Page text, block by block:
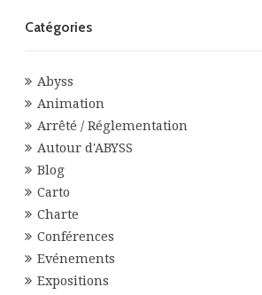
Catégories
Abyss
Animation
Arrêté / Réglementation
Autour d'ABYSS
Blog
Carto
Charte
Conférences
Evénements
Expositions